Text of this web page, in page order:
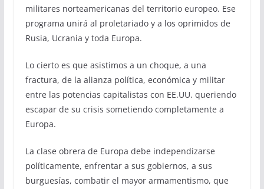
militares norteamericanas del territorio europeo. Ese
programa unirá al proletariado y a los oprimidos de
Rusia, Ucrania y toda Europa.
Lo cierto es que asistimos a un choque, a una
fractura, de la alianza política, económica y militar
entre las potencias capitalistas con EE.UU. queriendo
escapar de su crisis sometiendo completamente a
Europa.
La clase obrera de Europa debe independizarse
políticamente, enfrentar a sus gobiernos, a sus
burguesías, combatir el mayor armamentismo, que